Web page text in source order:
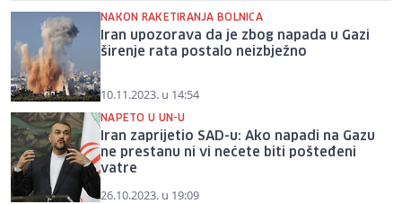
NAKON RAKETIRANJA BOLNICA
Iran upozorava da je zbog napada u Gazi
širenje rata postalo neizbježno
10.11.2023. u 14:54
NAPETO U UN-U
Iran zaprijetio SAD-u: Ako napadi na Gazu
ne prestanu ni vi nećete biti pošteđeni
vatre
26.10.2023. u 19:09